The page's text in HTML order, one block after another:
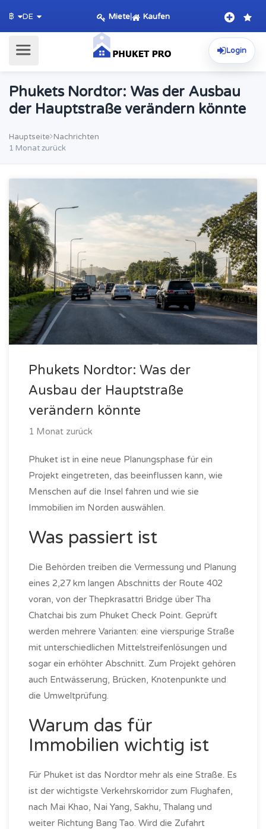
฿ DE Miete| Kaufen
Login
Phukets Nordtor: Was der Ausbau
der Hauptstraße verändern könnte
Hauptseite Nachrichten
1 Monat zurück
Phukets Nordtor: Was der
Ausbau der Hauptstraße
verändern könnte
1 Monat zurück
Phuket ist in eine neue Planungsphase für ein
Projekt eingetreten, das beeinflussen kann, wie
Menschen auf die Insel fahren und wie sie
Immobilien im Norden auswählen.
Was passiert ist
Die Behörden treiben die Vermessung und Planung
eines 2,27 km langen Abschnitts der Route 402
voran, von der Thepkrasattri Bridge über Tha
Chatchai bis zum Phuket Check Point. Geprüft
werden mehrere Varianten: eine vierspurige Straße
mit unterschiedlichen Mittelstreifenlösungen und
sogar ein erhöhter Abschnitt. Zum Projekt gehören
auch Entwässerung, Brücken, Knotenpunkte und
die Umweltprüfung.
Warum das für
Immobilien wichtig ist
Für Phuket ist das Nordtor mehr als eine Straße. Es
ist der wichtigste Verkehrskorridor zum Flughafen,
nach Mai Khao, Nai Yang, Sakhu, Thalang und
weiter Richtung Bang Tao. Wird die Zufahrt